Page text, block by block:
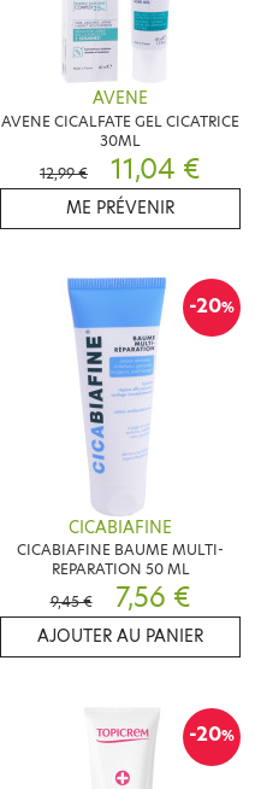
AVENE
AVENE CICALFATE GEL CICATRICE
30ML
12,99 €
11,04 €
ME PRÉVENIR
-20%
CICABIAFINE
CICABIAFINE BAUME MULTI-
REPARATION 50 ML
9,45 €
7,56 €
AJOUTER AU PANIER
-20%